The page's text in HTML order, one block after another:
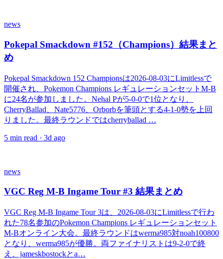
news
Pokepal Smackdown #152（Champions）結果まと
め
Pokepal Smackdown 152 Championsは2026-08-03にLimitlessで
開催され、Pokemon Champions レギュレーションセットM-B
に24名が参加しました。Nehal Pが5-0-0で1位となり、
CherryBallad、Nate5776、Orborbを筆頭とする4-1-0勢を上回
りました。最終ラウンドではcherryballad …
5 min read · 3d ago
news
VGC Reg M-B Ingame Tour #3 結果まとめ
VGC Reg M-B Ingame Tour 3は、2026-08-03にLimitlessで行わ
れた78名参加のPokemon Champions レギュレーションセット
M-Bオンライン大会。最終ラウンドはwerma985対noah100800
となり、werma985が優勝。両ファイナリストは9-2-0で終
え、jameskbostockとa…